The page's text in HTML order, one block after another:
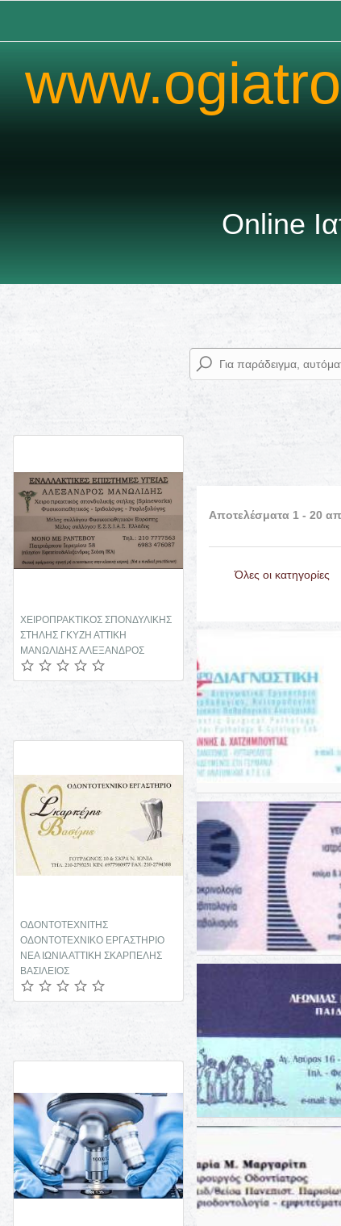
Online
ΧΕΙΡΟΠΡΑΚΤΙΚΟΣ ΣΠΟΝΔΥΛΙΚΗΣ
ΣΤΗΛΗΣ ΓΚΥΖΗ ΑΤΤΙΚΗ
ΜΑΝΩΛΙΔΗΣ ΑΛΕΞΑΝΔΡΟΣ
ΟΔΟΝΤΟΤΕΧΝΙΤΗΣ
ΟΔΟΝΤΟΤΕΧΝΙΚΟ ΕΡΓΑΣΤΗΡΙΟ
ΝΕΑ ΙΩΝΙΑ ΑΤΤΙΚΗ ΣΚΑΡΠΕΛΗΣ
ΒΑΣΙΛΕΙΟΣ
ΔΕΡΜΑΤΟΛΟΓΟΣ
ΑΦΡΟΔΙΣΙΟΛΟΓΟΣ
ΙΑΤΡΟΣ ΘΕΡΜΗ ΘΕΣΣΑΛΟΝΙΚΗ
Αποτελέσματα 1 - 20
Όλες οι κατηγορίες